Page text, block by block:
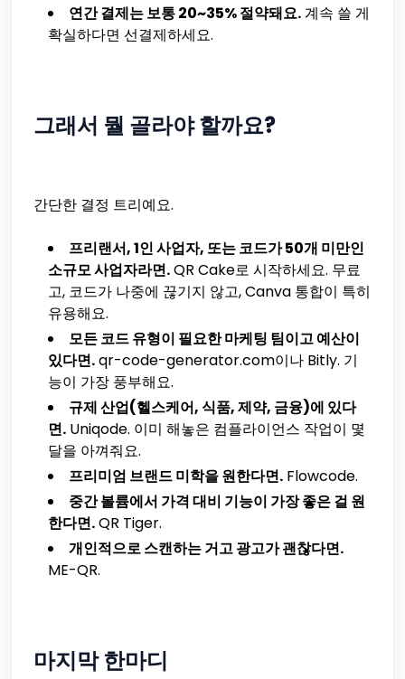
연간 결제는 보통 20~35% 절약돼요.계속 쓸 게
확실하다면 선결제하세요.
그래서 뭘 골라야 할까요?
간단한 결정 트리예요.
프리랜서, 1인 사업자, 또는 코드가 50개 미만인
소규모 사업자라면.QR Cake로 시작하세요. 무료
고, 코드가 나중에 끊기지 않고, Canva 통합이 특히
유용해요.
모든 코드 유형이 필요한 마케팅 팀이고 예산이
있다면.qr-code-generator.com이나 Bitly. 기
능이 가장 풍부해요.
규제 산업(헬스케어, 식품, 제약, 금융)에 있다
면. Uniqode. 이미 해놓은 컴플라이언스 작업이 몇
달을 아껴줘요.
프리미엄 브랜드 미학을 원한다면. Flowcode.
중간 볼륨에서 가격 대비 기능이 가장 좋은 걸 원
한다면.QR Tiger.
개인적으로 스캔하는 거고 광고가 괜찮다면.
ME-QR.
마지막 한마디